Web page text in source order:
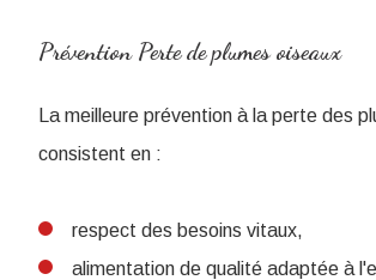
Prévention Perte de plumes oiseaux
La meilleure prévention à la perte des
consistent en :
respect des besoins vitaux,
alimentation de qualité adaptée à